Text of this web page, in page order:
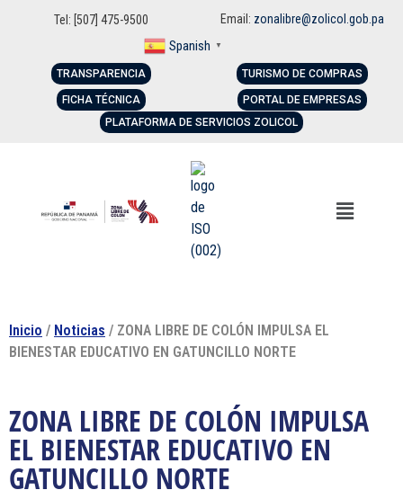
Tel: [507] 475-9500 Email: zonalibre@zolicol.gob.pa
Spanish ▼
TRANSPARENCIA
FICHA TÉCNICA
TURISMO DE COMPRAS
PORTAL DE EMPRESAS
PLATAFORMA DE SERVICIOS ZOLICOL
Inicio / Noticias / ZONA LIBRE DE COLÓN IMPULSA EL
BIENESTAR EDUCATIVO EN GATUNCILLO NORTE
ZONA LIBRE DE COLÓN IMPULSA
EL BIENESTAR EDUCATIVO EN
GATUNCILLO NORTE